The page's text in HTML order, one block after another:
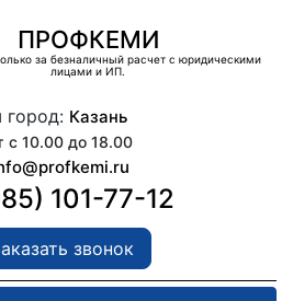
ПРОФКЕМИ
за безналичный расчет с юридическими
лицами и ИП.
город: Казань
с 10.00 до 18.00
101-77-12
звонок